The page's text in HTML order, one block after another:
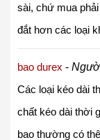
sài, chứ mua
đắt hơn các loại
bao durex -
Các loại kéo dài
chất kéo dài thời
bao thường có